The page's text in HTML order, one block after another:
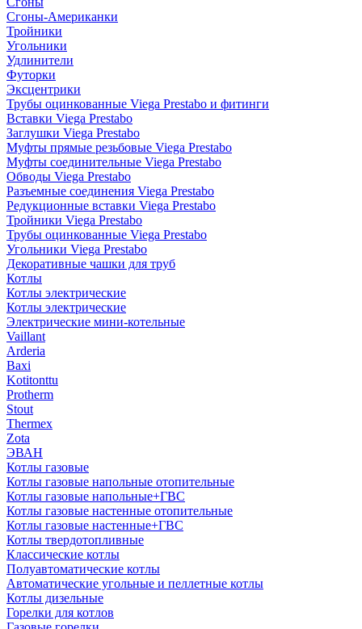
Сгоны-Американки
Тройники
Угольники
Удлинители
Футорки
Эксцентрики
Трубы оцинкованные Viega Prestabo и фитинги
Вставки Viega Prestabo
Заглушки Viega Prestabo
Муфты прямые резьбовые Viega Prestabo
Муфты соединительные Viega Prestabo
Обводы Viega Prestabo
Разъемные соединения Viega Prestabo
Редукционные вставки Viega Prestabo
Тройники Viega Prestabo
Трубы оцинкованные Viega Prestabo
Угольники Viega Prestabo
Декоративные чашки для труб
Котлы
Котлы электрические
Котлы электрические
Электрические мини-котельные
Vaillant
Arderia
Baxi
Kotitonttu
Protherm
Stout
Thermex
Zota
ЭВАН
Котлы газовые
Котлы газовые напольные отопительные
Котлы газовые напольные+ГВС
Котлы газовые настенные отопительные
Котлы газовые настенные+ГВС
Котлы твердотопливные
Классические котлы
Полуавтоматические котлы
Автоматические угольные и пеллетные котлы
Котлы дизельные
Горелки для котлов